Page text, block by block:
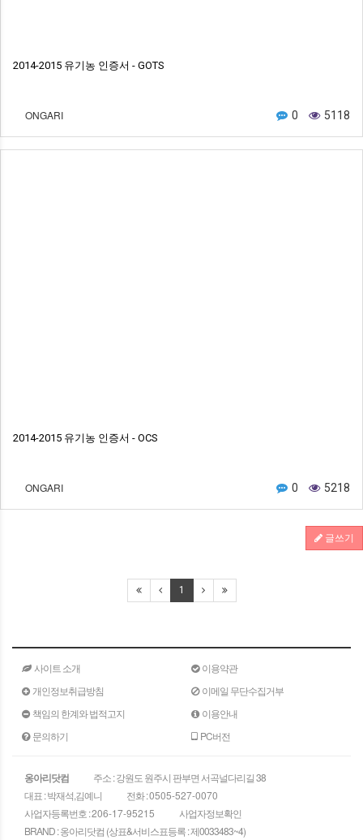
2014-2015 유기농 인증서 - GOTS
ONGARI 0 5118
2014-2015 유기농 인증서 - OCS
ONGARI 0 5218
글쓰기
1
사이트 소개
이용약관
개인정보취급방침
이메일 무단수집거부
책임의 한계와 법적고지
이용안내
문의하기
PC버전
옹아리닷컴
주소 : 강원도 원주시 판부면 서곡널다리길 38
대표 : 박재석,김예니
전화 :0505-527-0070
사업자등록번호 :206-17-95215
사업자정보확인
BRAND : 옹아리닷컴 (상표&서비스표등록 : 제0033483~4)